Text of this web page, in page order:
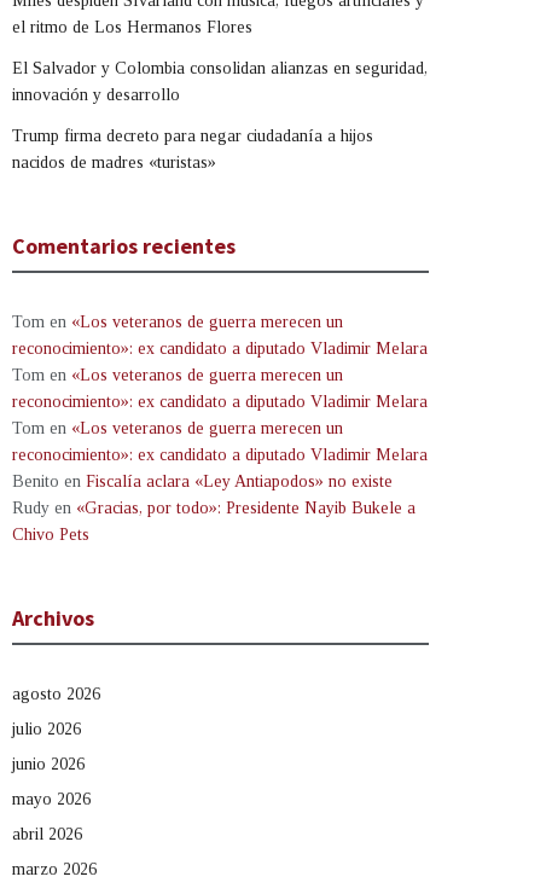
el ritmo de Los Hermanos Flores
El Salvador y Colombia consolidan alianzas en seguridad,
innovación y desarrollo
Trump firma decreto para negar ciudadanía a hijos
nacidos de madres «turistas»
Comentarios recientes
Tom en «Los veteranos de guerra merecen un
reconocimiento»: ex candidato a diputado Vladimir Melara
Tom en «Los veteranos de guerra merecen un
reconocimiento»: ex candidato a diputado Vladimir Melara
Tom en «Los veteranos de guerra merecen un
reconocimiento»: ex candidato a diputado Vladimir Melara
Benito en Fiscalía aclara «Ley Antiapodos» no existe
Rudy en «Gracias, por todo»: Presidente Nayib Bukele a
Chivo Pets
Archivos
agosto 2026
julio 2026
junio 2026
mayo 2026
abril 2026
marzo 2026